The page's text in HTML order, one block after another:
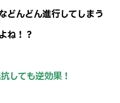
どんどん進行してしまう
ね！？
しても逆効果！